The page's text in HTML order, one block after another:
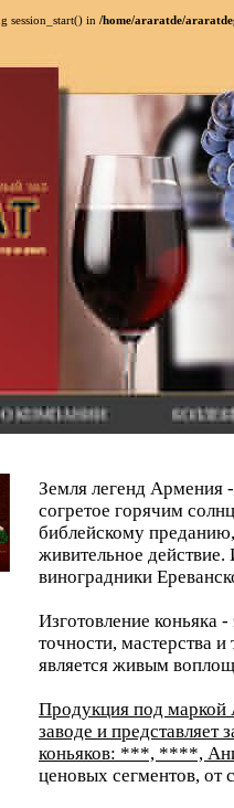
session_start() in /home/araratde/
Земля легенд Армения
согретое горячим
библейскому
живительное
виноградники
Изготовление коньяка
точности, мастерства
является живым
Продукция под маркой
заводе и
коньяков: ***, ****,
ценовых сегментов, от